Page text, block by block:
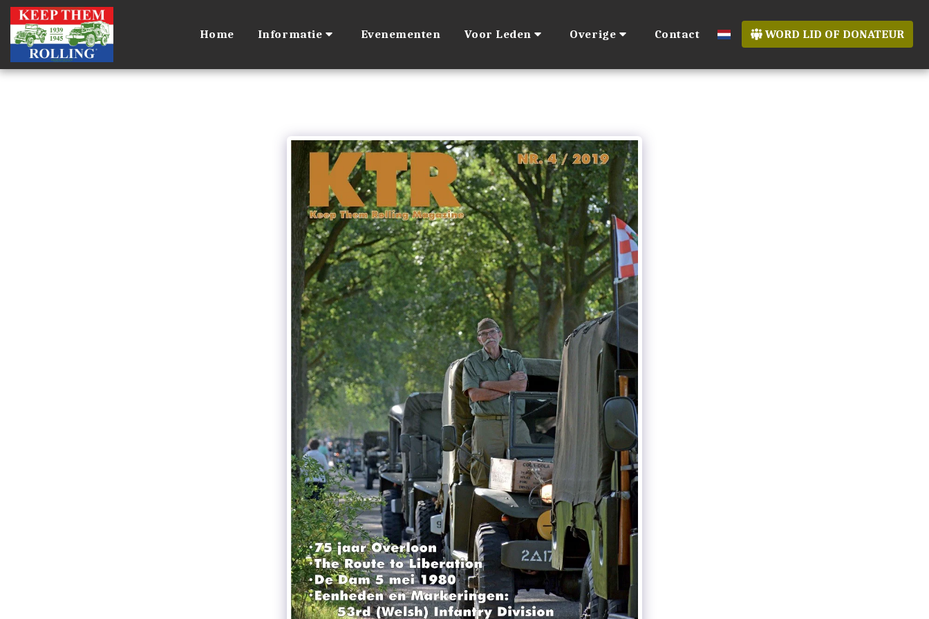
Home Informatie Evenementen Voor Leden Overige Contact WORD LID OF DONATEUR